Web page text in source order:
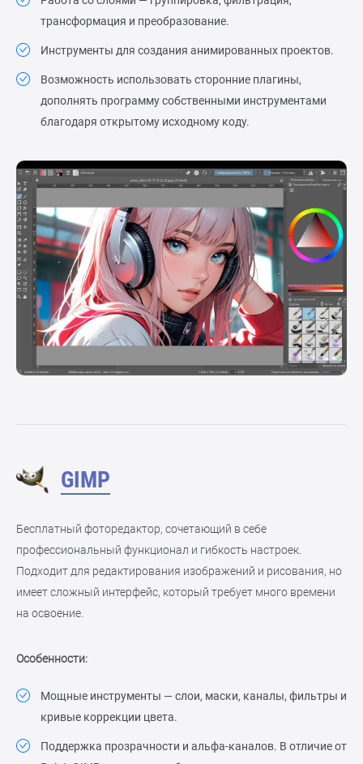
трансформация и преобразование.
Инструменты для создания анимированных проектов.
Возможность использовать сторонние плагины,
дополнять программу собственными инструментами
благодаря открытому исходному коду.
GIMP
Бесплатный фоторедактор, сочетающий в себе
профессиональный функционал и гибкость настроек.
Подходит для редактирования изображений и рисования, но
имеет сложный интерфейс, который требует много времени
на освоение.
Особенности:
Мощные инструменты — слои, маски, каналы, фильтры и
кривые коррекции цвета.
Поддержка прозрачности и альфа-каналов. В отличие от